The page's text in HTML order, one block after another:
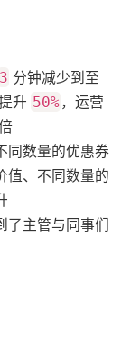
3 分钟减少到至
升 50%，运营
同数量的优惠券
值、不同数量的
了主管与同事们